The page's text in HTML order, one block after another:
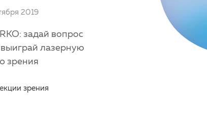
2019
задай вопрос
лазерную
зрения
зрения